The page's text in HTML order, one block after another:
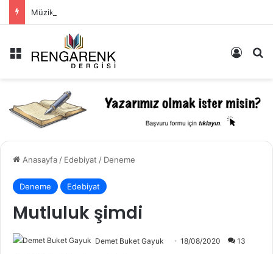
Menü Kayıt
Anasayfa/ Edebiyat / Deneme
Deneme Edebiyat
Mutluluk şimdi
Demet Buket Gayuk 18/08/2020 13